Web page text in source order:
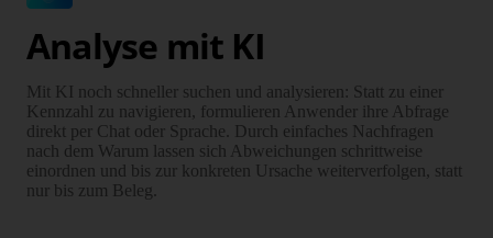
Analyse mit KI
Mit KI noch schneller suchen und analy­sieren: Statt zu einer
Kennzahl zu navi­gieren, formulieren Anwender ihre Abfrage
direkt per Chat oder Sprache. Durch einfaches Nachfragen
nach dem Warum lassen sich Abweichungen schritt­weise
einordnen und bis zur kon­kreten Ursache weiter­ver­folgen, statt
nur bis zum Beleg.